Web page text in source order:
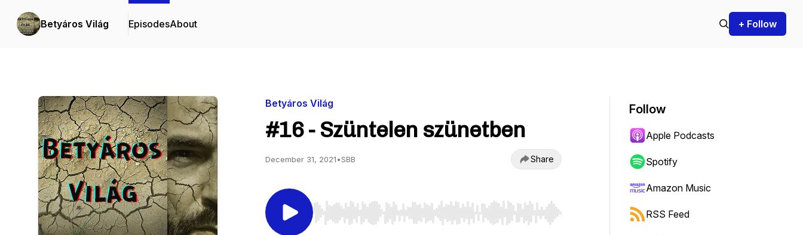
Betyáros Világ EpisodesAbout + Follow
Betyáros Világ
#16 - Szüntelen szünetben
December 31, 2021•SBB Share
Use Left/Right to seek, Home/End to jump to start or end. Hold shift to jump forward or backward.
Follow
Apple Podcasts
Spotify
Amazon Music
RSS Feed